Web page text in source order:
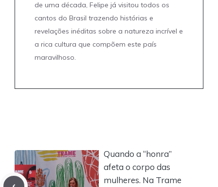
de uma década, Felipe já visitou todos os
cantos do Brasil trazendo histórias e
revelações inéditas sobre a natureza incrível e
a rica cultura que compõem este país
maravilhoso.
Quando a “honra”
afeta o corpo das
mulheres. Na Trame